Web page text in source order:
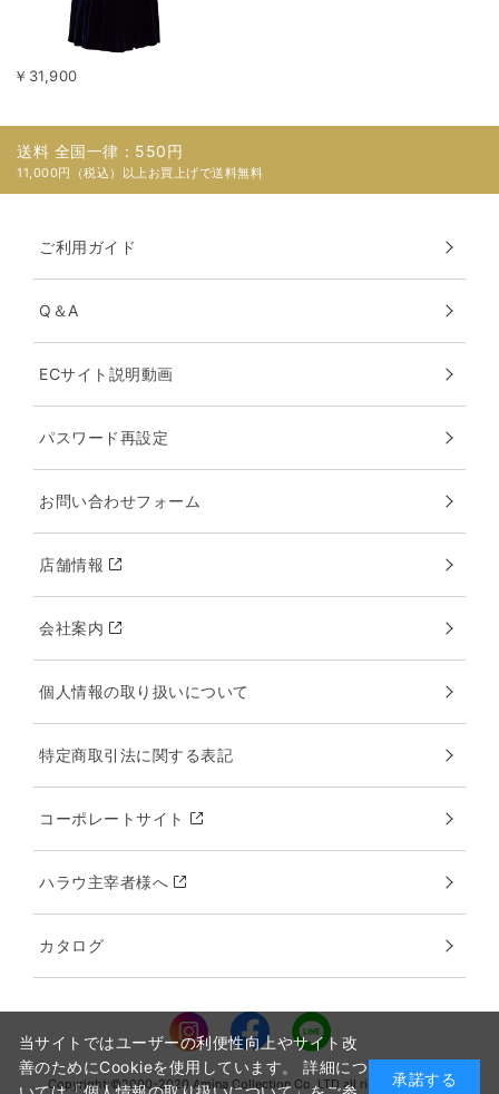
￥31,900
送料 全国一律：550円
11,000円（税込）以上お買上げで送料無料
ご利用ガイド
Q＆A
ECサイト説明動画
パスワード再設定
お問い合わせフォーム
店舗情報
会社案内
個人情報の取り扱いについて
特定商取引法に関する表記
コーポレートサイト
ハラウ主宰者様へ
カタログ
Copyright:©2000-2020 Amina Collection Co.,LTD all rights reserved.
当サイトではユーザーの利便性向上やサイト改
善のためにCookieを使用しています。 詳細につ
承諾する